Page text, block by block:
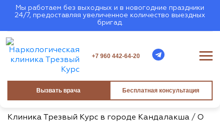
Мы работаем без выходных и в новогодние праздники
24/7, предоставляя увеличенное количество выездных
бригад.
+7 960 442-64-20
Вызвать врача Бесплатная консультация
Клиника Трезвый Курс в городе Кандалакша / О